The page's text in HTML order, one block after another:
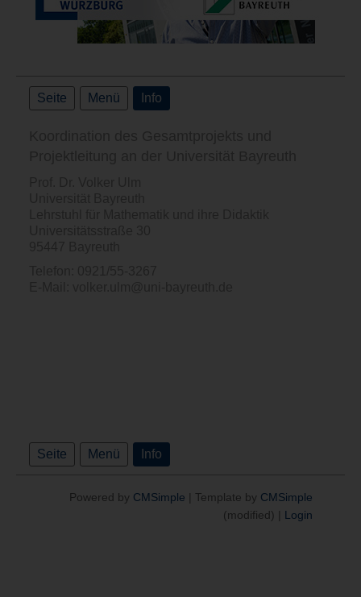
Seite Menü Info
Seite Menü Info
Powered by CMSimple | Template by CMSimple
(modified) | Login